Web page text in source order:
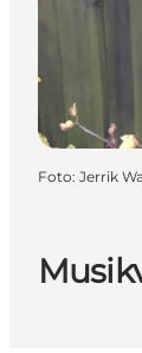
For børn
Foto: Jerrik